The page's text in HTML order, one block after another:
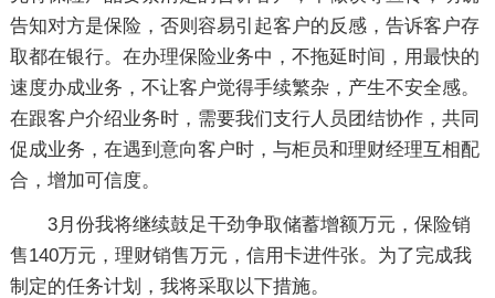
告知对方是保险，否则容易引起客户的反感，告诉客户存
取都在银行。在办理保险业务中，不拖延时间，用最快的
速度办成业务，不让客户觉得手续繁杂，产生不安全感。
在跟客户介绍业务时，需要我们支行人员团结协作，共同
促成业务，在遇到意向客户时，与柜员和理财经理互相配
合，增加可信度。
3月份我将继续鼓足干劲争取储蓄增额万元，保险销
售140万元，理财销售万元，信用卡进件张。为了完成我
制定的任务计划，我将采取以下措施。